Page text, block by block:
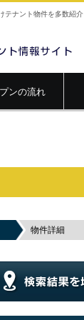
テナント物件を多数紹介
ンの流れ
物件詳細